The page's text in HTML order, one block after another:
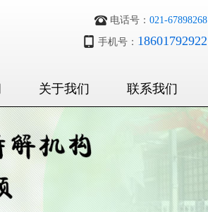
电话号： 021-67898268
手机号： 18601792922
关于我们 联系我们